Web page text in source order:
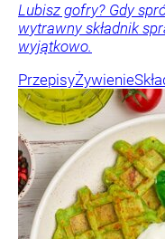
Lubisz gofry? Gdy
wytrawny składnik
wyjątkowo.
PrzepisyŻywienie